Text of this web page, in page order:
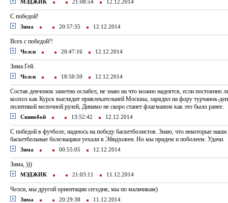
МЭДЖИК 21:08:54 12.12.2014
C победой!
Зима 20:57:35 12.12.2014
Всех с победой!!
Челси 20:47:16 12.12.2014
Зима Гей.
Челси 18:50:59 12.12.2014
Состав девчонок заметно ослабел, не знаю на что можно надеятся, если постоянно
колхоз как Курск выглядит привлекательней Москвы, зарядил на фору турчанок-
политикой мелочной рулей, Динамо не скоро станет флагманом как это было ранее.
Свинобой 13:52:42 12.12.2014
С победой в футболе, надеюсь на победу баскетболистов. Знаю, что некоторые
баскетбольные болельщики уехали в Эйндховен. Но мы придем и поболеем. Удачи.
Зима 00:55:05 12.12.2014
Зима, )))
МЭДЖИК 21:03:11 11.12.2014
Челси, мы другой ориентации сегодня, мы по мальчикам)
Зима 20:29:38 11.12.2014